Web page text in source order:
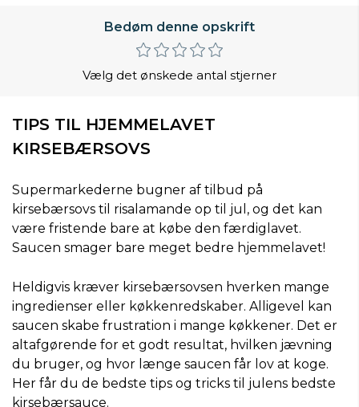
Bedøm denne opskrift
Vælg det ønskede antal stjerner
TIPS TIL HJEMMELAVET
KIRSEBÆRSOVS
Supermarkederne bugner af tilbud på
kirsebærsovs til risalamande op til jul, og det kan
være fristende bare at købe den færdiglavet.
Saucen smager bare meget bedre hjemmelavet!
Heldigvis kræver kirsebærsovsen hverken mange
ingredienser eller køkkenredskaber. Alligevel kan
saucen skabe frustration i mange køkkener. Det er
altafgørende for et godt resultat, hvilken jævning
du bruger, og hvor længe saucen får lov at koge.
Her får du de bedste tips og tricks til julens bedste
kirsebærsauce.